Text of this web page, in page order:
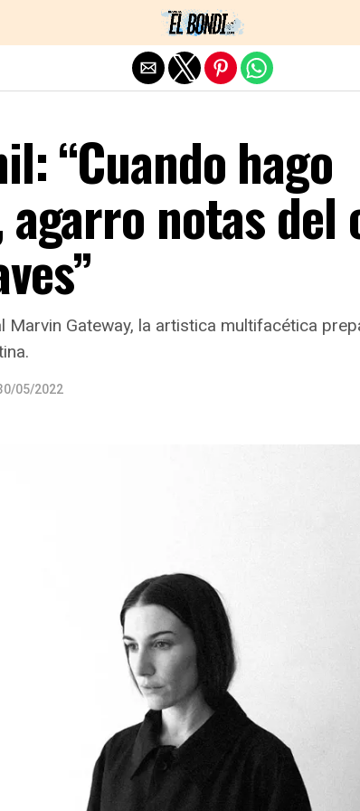
“Cuando hago
notas del
Gateway, la artistica multifacética
05/2022
Exit mobile version